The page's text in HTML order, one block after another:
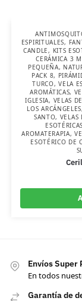
ESPIRITUALES,
CANDLE, KITS
CERÁMICA 3
PEQUEÑA,
PACK 8,
TURCO,VELA
AROMÁTICAS,
IGLESIA, VELAS
LOS ARCÁNGELES,
SANTO, VELAS
AROMATERAPIA,
ESOTÉRICO DE
Envíos Super
En todos
Garantía de